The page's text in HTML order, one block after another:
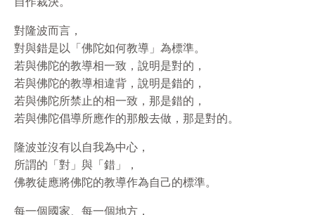
對隆波而言，
對與錯是以「佛陀如何教導」為標準。
若與佛陀的教導相一致，說明是對的，
若與佛陀的教導相違背，說明是錯的，
若與佛陀所禁止的相一致，那是錯的，
若與佛陀倡導所應作的那般去做，那是對的。
隆波並沒有以自我為中心，
所謂的「對」與「錯」，
佛教徒應將佛陀的教導作為自己的標準。
每一個國家、每一個地方，